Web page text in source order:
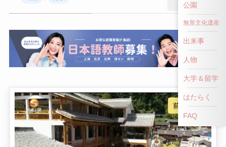
前へ戻る
写真がきれいでない or 表示されない場合は、こちらをクリックして！
公園
無形文化遺産
出来事
人物
大学＆留学
はたらく
FAQ